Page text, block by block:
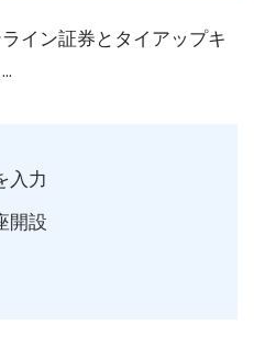
イン証券とタイアップキ
入力
開設